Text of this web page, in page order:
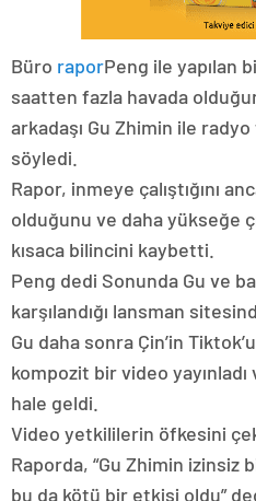
Büro raporPeng ile yapılan
saatten fazla havada
arkadaşı Gu Zhimin ile radyo
söyledi.
Rapor, inmeye çalıştığını
olduğunu ve daha yükseğe
kısaca bilincini kaybetti.
Peng dedi Sonunda Gu ve
karşılandığı lansman
Gu daha sonra Çin’in
kompozit bir video
hale geldi.
Video yetkililerin öfkesini
Raporda, “Gu Zhimin izinsiz
bu da kötü bir etkisi oldu”